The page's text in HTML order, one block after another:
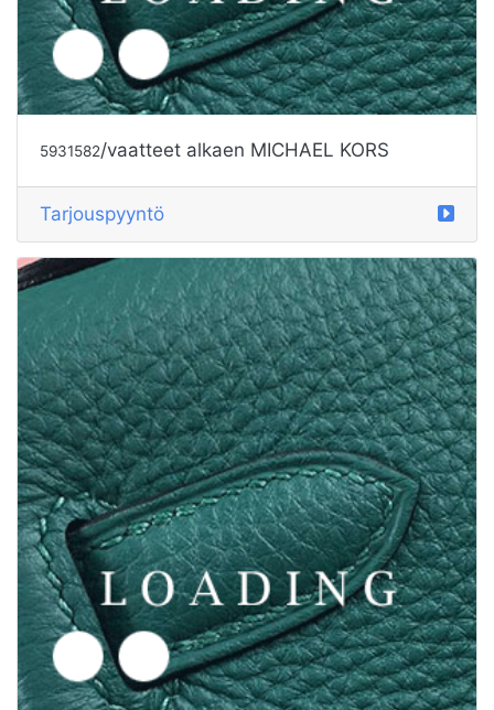
5931582/vaatteet alkaen MICHAEL KORS
Tarjouspyyntö